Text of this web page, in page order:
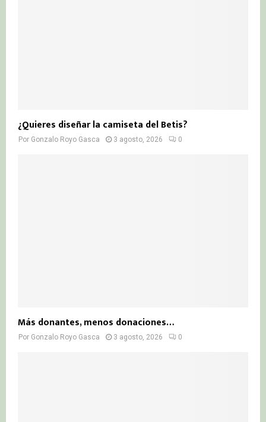
¿Quieres diseñar la camiseta del Betis?
Por Gonzalo Royo Gasca 3 agosto, 2026 0
Más donantes, menos donaciones…
Por Gonzalo Royo Gasca 3 agosto, 2026 0